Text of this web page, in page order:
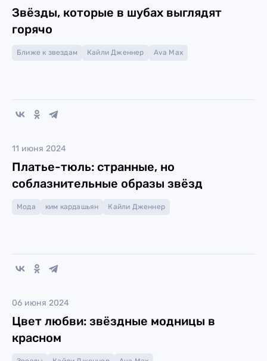
Звёзды, которые в шубах выглядят
горячо
Ближе к звездам Кайли Дженнер Ava Max
11 июня 2024
Платье-тюль: странные, но
соблазнительные образы звёзд
Мода ким кардашьян Кайли Дженнер
06 июня 2024
Цвет любви: звёздные модницы в
красном